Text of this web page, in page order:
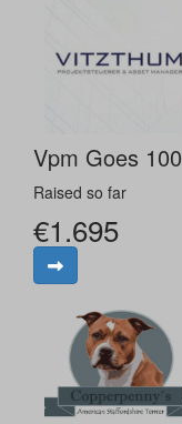
Vpm Goes
Raised so far
€1.695